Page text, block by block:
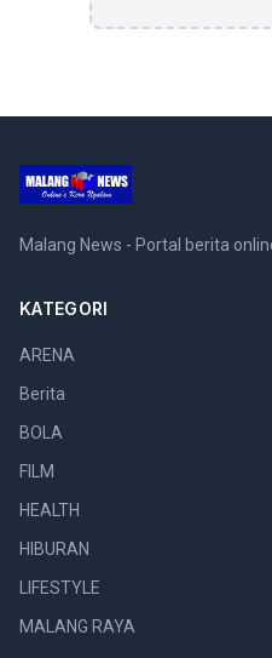
Malang News - Portal berita
KATEGORI
ARENA
Berita
BOLA
FILM
HEALTH
HIBURAN
LIFESTYLE
MALANG RAYA